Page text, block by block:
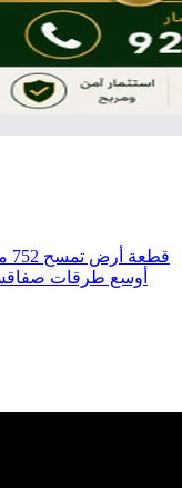
أوسع طرقات صفاقس